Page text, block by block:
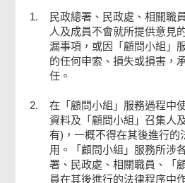
1.
民政總署、民政處、相關職
人及成員不會就所提供意見
漏事項，或因「顧問小組」
的任何申索、損失或損害，
任。
2.
在「顧問小組」服務過程中
資料及「顧問小組」召集人
有)，一概不得在其後進行的
用。「顧問小組」服務所涉
署、民政處、相關職員、「
員在其後進行的法律程序中